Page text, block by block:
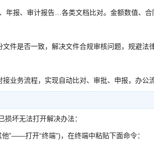
年报、审计报告…各类文档比对。金额数值、
件是否一致，解决文件合规审核问题，规避法
业务流程，实现自动比对、审批、申报，办公
坏无法打开解决办法：
打开“终端”)，在终端中粘贴下面命令：